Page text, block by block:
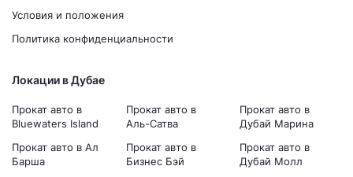
Условия и положения
Политика конфиденциальности
Локации в Дубае
Прокат авто в
Bluewaters Island
Прокат авто в Ал
Барша
Прокат авто в
Аль-Сатва
Прокат авто в
Бизнес Бэй
Прокат авто в
Дубай Марина
Прокат авто в
Дубай Молл